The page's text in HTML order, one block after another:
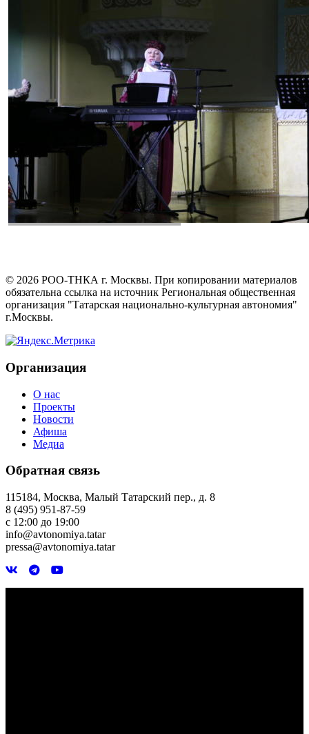
© 2026 РОО-ТНКА г. Москвы. При копировании материалов
обязательна ссылка на источник Региональная общественная
организация "Татарская национально-культурная автономия"
г.Москвы.
Организация
О нас
Проекты
Новости
Афиша
Медиа
Обратная связь
115184, Москва, Малый Татарский пер., д. 8
8 (495) 951-87-59
с 12:00 до 19:00
info@avtonomiya.tatar
pressa@avtonomiya.tatar